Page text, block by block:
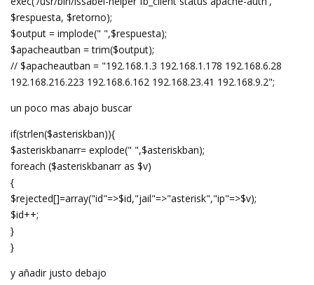
$respuesta, $retorno);
$output = implode(" ",$respuesta);
$apacheautban = trim($output);
// $apacheautban = "192.168.1.3 192.168.1.178 192.168.6.28
192.168.216.223 192.168.6.162 192.168.23.41 192.168.9.2";
un poco mas abajo buscar
if(strlen($asteriskban)){
$asteriskbanarr= explode(" ",$asteriskban);
foreach ($asteriskbanarr as $v)
{
$rejected[]=array("id"=>$id,"jail"=>"asterisk","ip"=>$v);
$id++;
}
}
y añadir justo debajo